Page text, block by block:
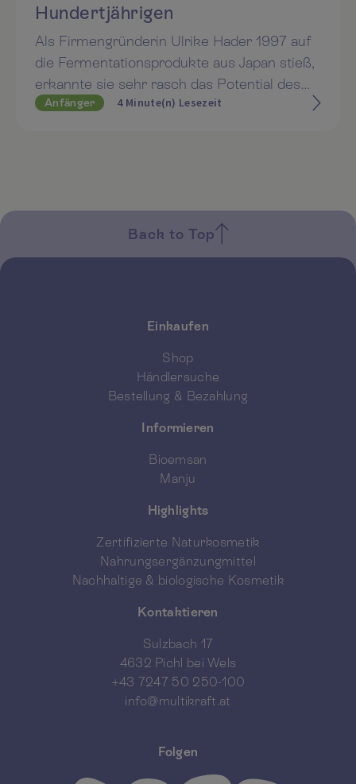
Hundertjährigen
Als Firmengründerin Ulrike Hader 1997 auf
die Fermentationsprodukte aus Japan stieß,
erkannte sie sehr rasch das Potential des
„Tropfen des Lebens“ aus Okinawa. Seit
fasst Ulrike Hader 25 Jahre an positiven
Erfahrungen von Manju-Anwender:innen
zusammen.
Anfänger 4 Minute(n) Lesezeit
Back to Top
Folgen
Einkaufen
Shop
Händlersuche
Bestellung & Bezahlung
Informieren
Bioemsan
Manju
Highlights
Zertifizierte Naturkosmetik
Nahrungsergänzungmittel
Nachhaltige & biologische Kosmetik
Kontaktieren
Sulzbach 17
4632 Pichl bei Wels
+43 7247 50 250-100
info@multikraft.at